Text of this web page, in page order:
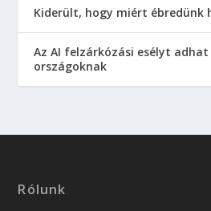
Kiderült, hogy miért ébredünk
Az AI felzárkózási esélyt
országoknak
Rólunk